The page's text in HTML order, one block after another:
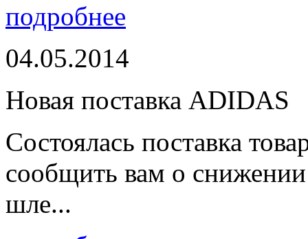
подробнее
04.05.2014
Новая поставка ADIDAS
Состоялась поставка
сообщить вам о
шле...